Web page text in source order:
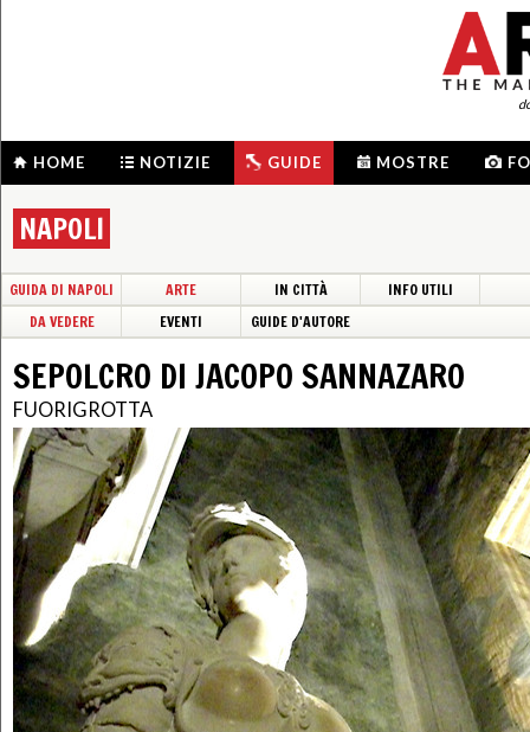
HOME NOTIZIE GUIDE MOSTRE
NAPOLI
GUIDA DI NAPOLI ARTE IN CITTÀ
INFO UTILI
DA VEDERE
EVENTI GUIDE D'AUTORE
SEPOLCRO DI JACOPO SANNAZARO
FUORIGROTTA